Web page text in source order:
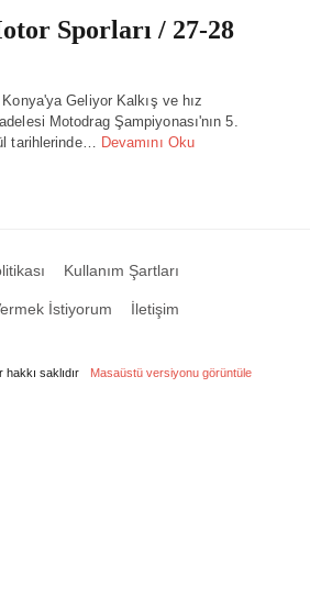
Sporları / 27-28
Geliyor Kalkış ve hız
Motodrag Şampiyonası'nın 5.
tarihlerinde…
Devamını Oku
Kullanım Şartları
İstiyorum İletişim
saklıdır Masaüstü versiyonu görüntüle